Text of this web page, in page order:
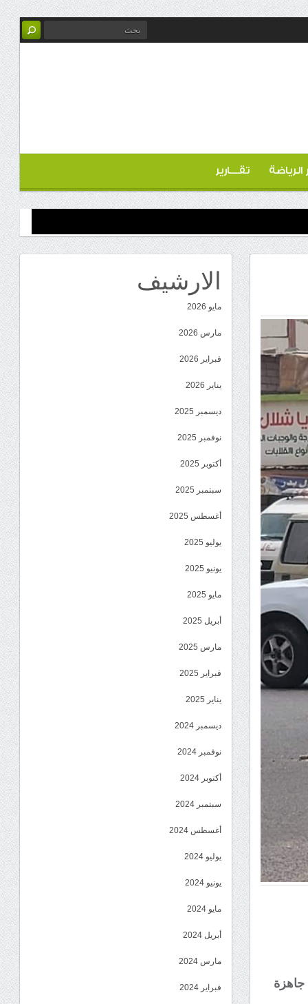
الرياضة تقـــارير
الارشيف
مايو 2026
مارس 2026
فبراير 2026
يناير 2026
ديسمبر 2025
نوفمبر 2025
أكتوبر 2025
سبتمبر 2025
أغسطس 2025
يوليو 2025
يونيو 2025
مايو 2025
أبريل 2025
مارس 2025
فبراير 2025
يناير 2025
ديسمبر 2024
نوفمبر 2024
أكتوبر 2024
سبتمبر 2024
أغسطس 2024
يوليو 2024
يونيو 2024
مايو 2024
أبريل 2024
مارس 2024
فبراير 2024